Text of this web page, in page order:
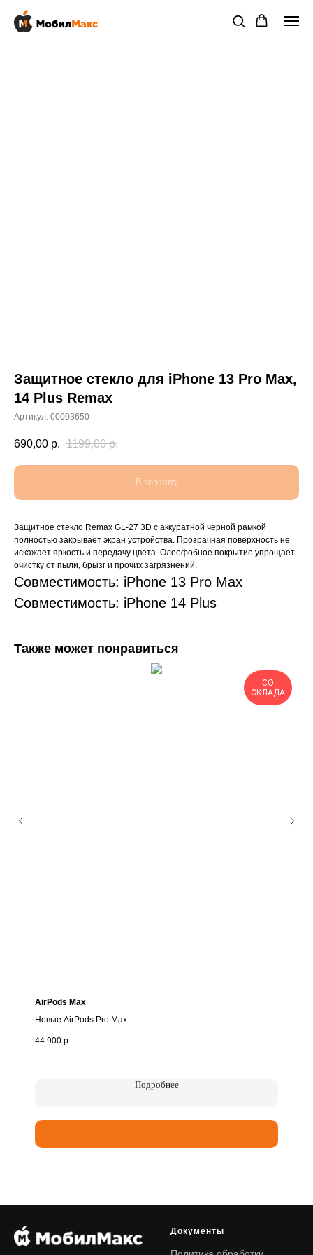
Защитное стекло для iPhone 13 Pro Max,
14 Plus Remax
Артикул: 00003650
690,00 р. 1199,00 р.
В корзину
Защитное стекло Remax GL-27 3D с аккуратной черной рамкой
полностью закрывает экран устройства. Прозрачная поверхность не
искажает яркость и передачу цвета. Олеофобное покрытие упрощает
очистку от пыли, брызг и прочих загрязнений.
Совместимость: iPhone 13 Pro Max
Совместимость: iPhone 14 Plus
Также может понравиться
СО
СКЛАДА
AirPods Max
Новые AirPods Pro Max
• Абсолютно новые, запечатанные
✔️Только оригинальная техника - новая и подержанная
✔️Trade-in - сдайте своё старое устройство и получите
Курьерская доставка по городу - в подарок🎁
Спасибо, что выбираете нас!🧡
44 900 р.
Подробнее
Документы